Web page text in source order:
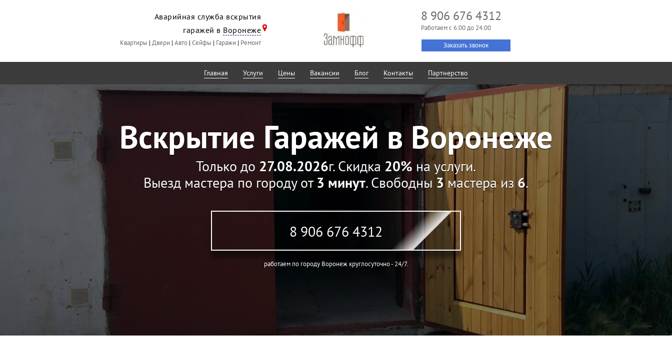
Аварийная служба вскрытия
гаражей в Воронеже
Квартиры | Двери | Авто | Сейфы | Гаражи | Ремонт
8 906 676 4312
Работаем c 6:00 до 24:00
Заказать звонок
Главная Услуги Цены Вакансии Блог Контакты Партнерство
Вскрытие Гаражей в Воронеже
Только до 27.08.2026г. Скидка 20% на услуги.
Выезд мастера по городу от3 минут. Свободны 3мастера из 6.
8 906 676 4312
работаем по городу Воронеж круглосуточно - 24/7.